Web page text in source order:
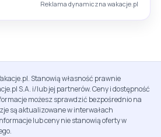
Reklama dynamiczna wakacje.pl
Stanowią własność prawnie
S.A. i/lub jej partnerów. Ceny i dostępność
możesz sprawdzić bezpośrednio na
są aktualizowane w interwałach
lub ceny nie stanowią oferty w